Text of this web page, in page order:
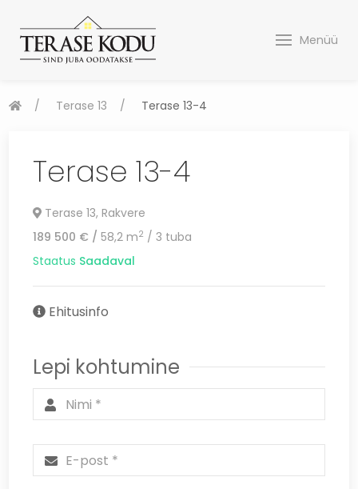
Menüü
Terase 13 Terase 13-4
Terase 13-4
Terase 13, Rakvere
189 500 € /58,2 m2 /3 tuba
Staatus Saadaval
Ehitusinfo
Lepi kohtumine